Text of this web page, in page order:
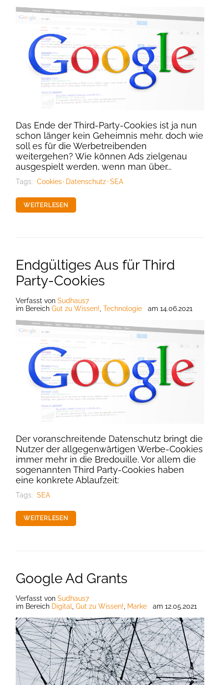
Das Ende der Third-Party-Cookies ist ja nun
schon länger kein Geheimnis mehr, doch wie
soll es für die Werbetreibenden
weitergehen? Wie können Ads zielgenau
ausgespielt werden, wenn man über...
Tags: Cookies Datenschutz SEA
WEITERLESEN
Endgültiges Aus für Third
Party-Cookies
Verfasst von Sudhaus7
im Bereich Gut zu Wissen!, Technologie am 14.06.2021
Der voranschreitende Datenschutz bringt die
Nutzer der allgegenwärtigen Werbe-Cookies
immer mehr in die Bredouille. Vor allem die
sogenannten Third Party-Cookies haben
eine konkrete Ablaufzeit:
Tags: SEA
WEITERLESEN
Google Ad Grants
Verfasst von Sudhaus7
im Bereich Digital Gut zu Wissen! Marke am 12.05.2021